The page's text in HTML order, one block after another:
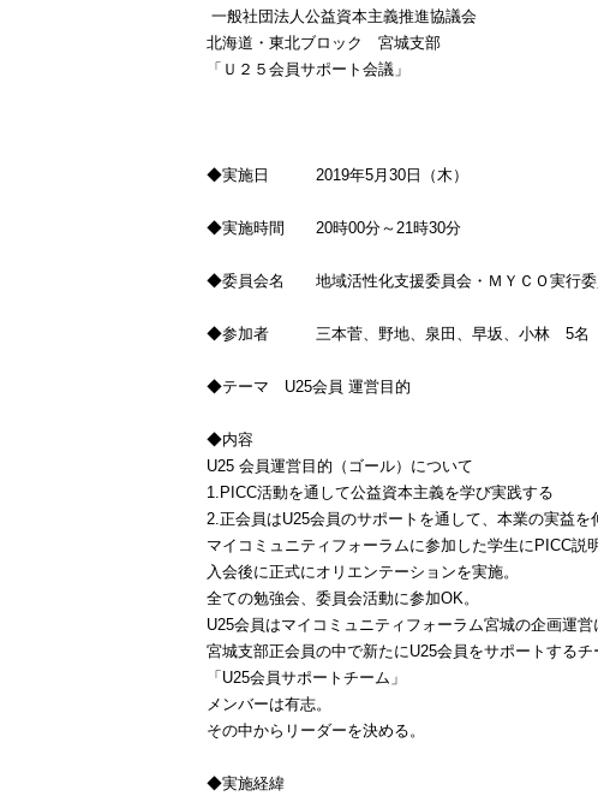
一般社団法人公益資本主義推進協議会
北海道・東北ブロック 宮城支部
「Ｕ２５会員サポート会議」
◆実施日 2019年5月 30 日（木）
◆実施時間 20時00分～21時30分
◆委員会名 地域活性化支援委員会・ＭＹＣＯ実行委
◆参加者 三本菅、野地、泉田、早坂、小林 5名
◆テーマ U25会員 運営目的
◆内容
U25 会員運営目的（ゴール）について
1.PICC活動を通して公益資本主義を学び実践する
2.正会員はU25会員のサポートを通して、本業の実益を
マイコミュニティフォーラムに参加した学生に PICC説
入会後に正式にオリエンテーションを実施。
全ての勉強会、委員会活動に参加OK。
U25会員はマイコミュニティフォーラム宮城の企画運営
宮城支部正会員の中で新たにU25会員をサポートするチ
「 U25会員サポートチーム」
メンバーは有志。
その中からリーダーを決める。
◆実施経緯